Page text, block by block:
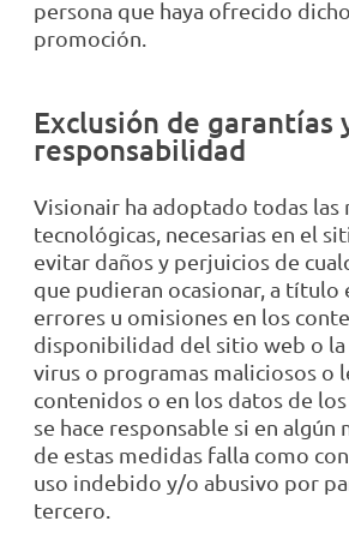
persona que haya ofrecido
promoción.
Exclusión de garantías
responsabilidad
Visionair ha adoptado todas las
tecnológicas, necesarias en el
evitar daños y perjuicios de
que pudieran ocasionar, a título
errores u omisiones en los
disponibilidad del sitio web o
virus o programas maliciosos o
contenidos o en los datos de
se hace responsable si en algún
de estas medidas falla como
uso indebido y/o abusivo por
tercero.